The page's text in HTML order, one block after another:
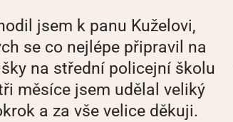
jsem k panu Kuželovi,
se co nejlépe připravil na
na střední policejní školu
měsíce jsem udělal veliký
a za vše velice děkuji.